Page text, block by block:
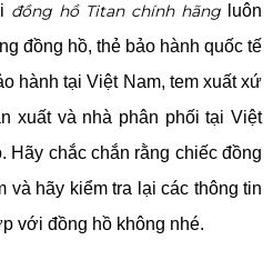
đồng hồ Titan chính hãngluôn
đồng hồ, thẻ bảo hành quốc tế
hành tại Việt Nam, tem xuất xứ
xuất và nhà phân phối tại Việt
Hãy chắc chắn rằng chiếc đồng
và hãy kiểm tra lại các thông tin
với đồng hồ không nhé.